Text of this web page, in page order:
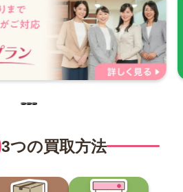
3つの買取方法